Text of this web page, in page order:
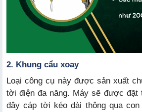
2. Khung cẩu xoay
Loại công cụ này được sản xuất
tời điện đa năng. Máy sẽ được đặt
đây cáp tời kéo dài thông qua